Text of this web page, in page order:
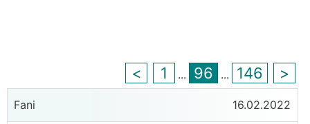
< 1 ... 96 ... 146 >
Fani 16.02.2022